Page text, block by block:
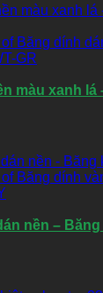
màu xanh lá
nền –